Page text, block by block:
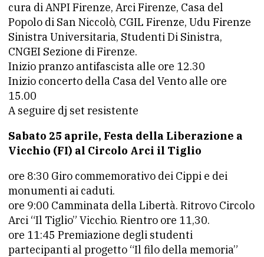
cura di ANPI Firenze, Arci Firenze, Casa del
Popolo di San Niccolò, CGIL Firenze, Udu Firenze
Sinistra Universitaria, Studenti Di Sinistra,
CNGEI Sezione di Firenze.
Inizio pranzo antifascista alle ore 12.30
Inizio concerto della Casa del Vento alle ore
15.00
A seguire dj set resistente
Sabato 25 aprile, Festa della Liberazione a
Vicchio (FI) al Circolo Arci il Tiglio
ore 8:30 Giro commemorativo dei Cippi e dei
monumenti ai caduti.
ore 9:00 Camminata della Libertà. Ritrovo Circolo
Arci “Il Tiglio” Vicchio. Rientro ore 11,30.
ore 11:45 Premiazione degli studenti
partecipanti al progetto “Il filo della memoria”